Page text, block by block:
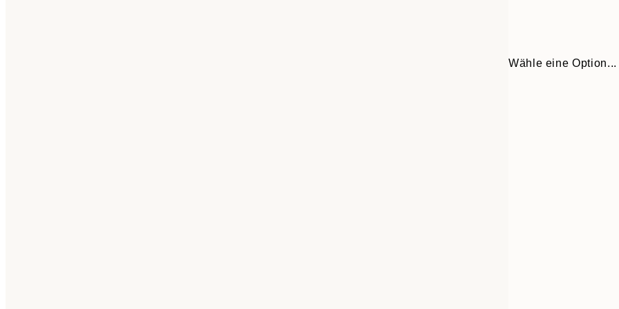
Wähle eine Option...